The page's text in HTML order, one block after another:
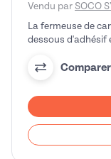
Vendu par SOCO
La fermeuse de
dessous d'adhésif
Comparer